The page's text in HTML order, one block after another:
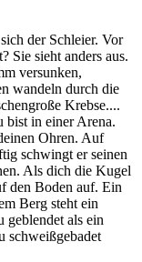
der Schleier. Vor
Sie sieht anders aus.
versunken,
wandeln durch die
Krebse....
bist in einer Arena.
Ohren. Auf
schwingt er seinen
Als dich die Kugel
den Boden auf. Ein
Berg steht ein
geblendet als ein
schweißgebadet